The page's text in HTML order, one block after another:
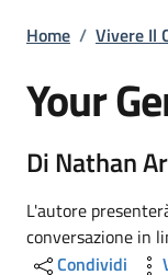
Briciole
Home / Vivere Il
Your
Di Nathan
L'autore
conversazione in
Condividi